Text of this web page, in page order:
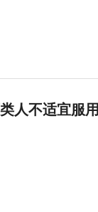
人不适宜服用